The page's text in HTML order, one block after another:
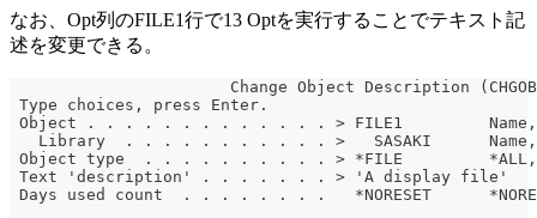
なお、Opt列のFILE1行で13 Optを実行することでテキスト記
述を変更できる。
Change Object Description
Type choices, press Enter.
Object . . . . . . . . . . . . . > FILE1         Name,
Library  . . . . . . . . . . . >   SASAKI
Object type  . . . . . . . . . . > *FILE         *ALL,
Text 'description' . . . . . . . > 'A display file'
Days used count  . . . . . . . .   *NORESET